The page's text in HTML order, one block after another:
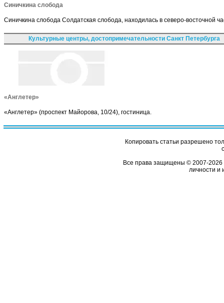
Синичкина слобода
Синичкина слобода Солдатская слобода, находилась в северо-восточной
Культурные центры, достопримечательности Санкт Петербурга
«Англетер»
«Англетер» (проспект Майорова, 10/24), гостиница.
Копировать статьи разрешено
Все права защищены © 2007-2026
личности и